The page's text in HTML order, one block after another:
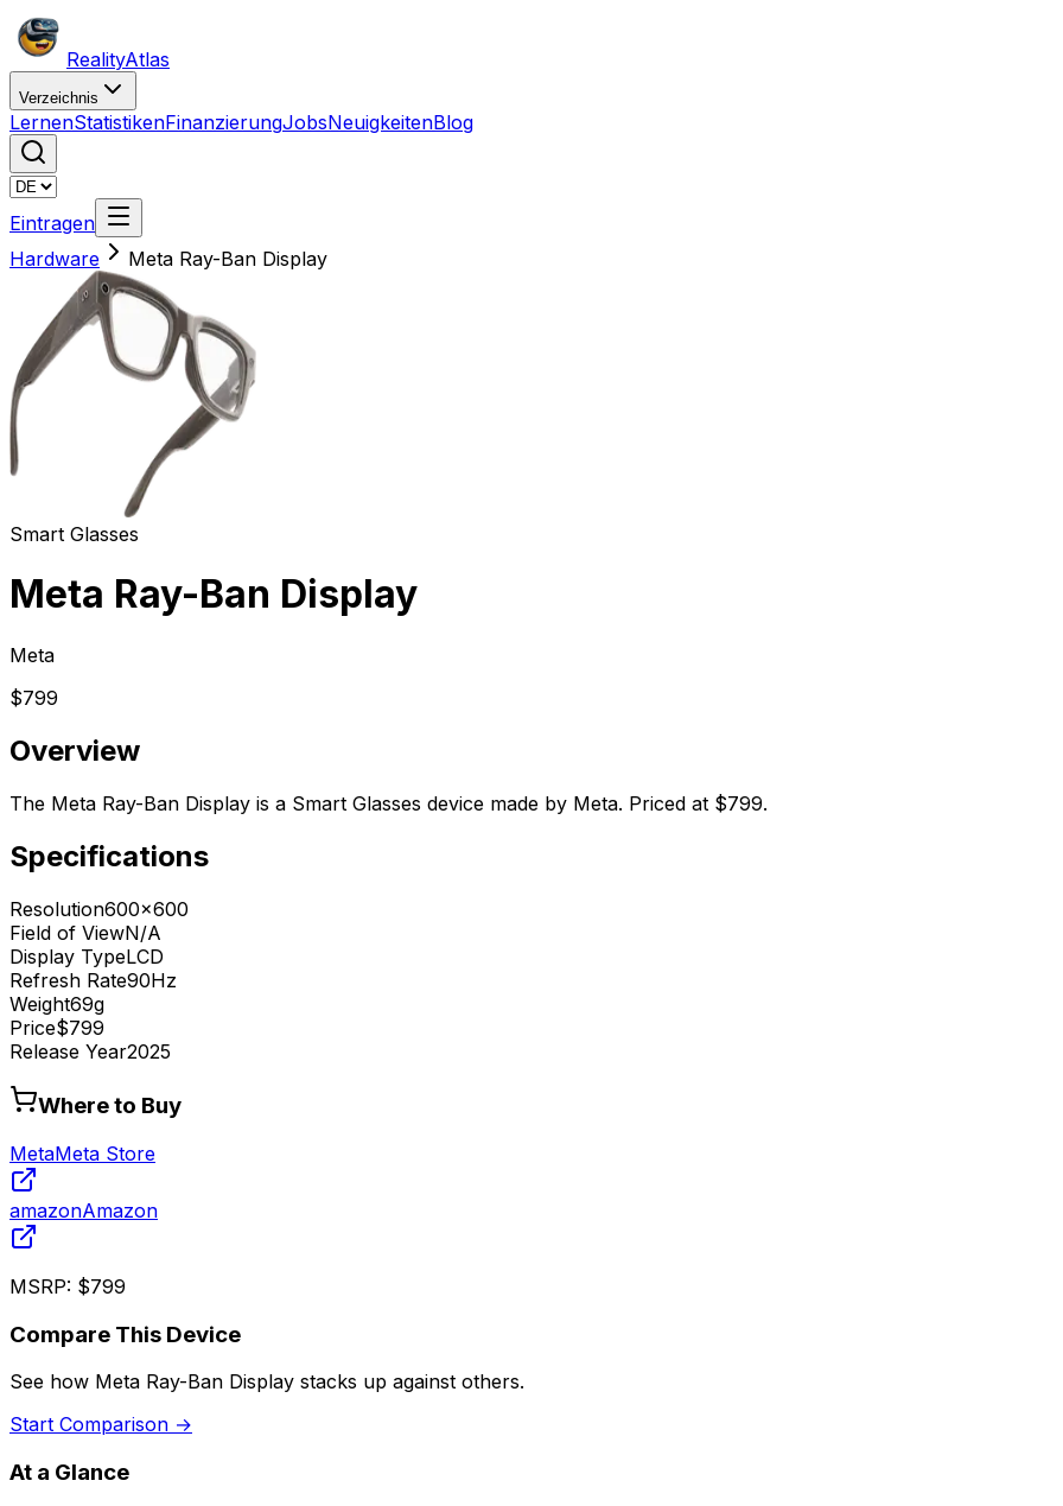
RealityAtlas
Verzeichnis
LernenStatistikenFinanzierungJobsNeuigkeitenBlog
Eintragen
Hardware
Meta Ray-Ban Display
Smart Glasses
Meta Ray-Ban Display
Meta
$799
Overview
The Meta Ray-Ban Display is a Smart Glasses device made by Meta. Priced at $799.
Specifications
Resolution600x600
Field of ViewN/A
Display TypeLCD
Refresh Rate90Hz
Weight69g
Price$799
Release Year2025
Where to Buy
MetaMeta Store
amazonAmazon
MSRP: $799
Compare This Device
See how Meta Ray-Ban Display stacks up against others.
Start Comparison →
At a Glance